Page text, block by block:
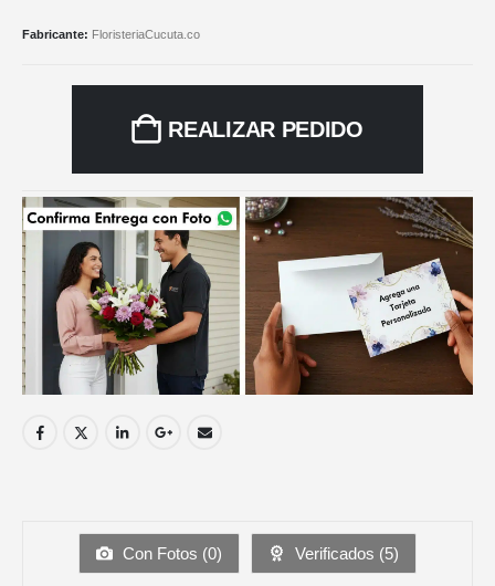
Fabricante: FloristeriaCucuta.co
REALIZAR PEDIDO
Con Fotos (0) Verificados (5)